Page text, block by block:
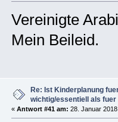
Vereinigte
Mein Beileid.
Re: Ist Kinderplanung
wichtig/essentiell als fuer
« Antwort #41 am: 28. Januar